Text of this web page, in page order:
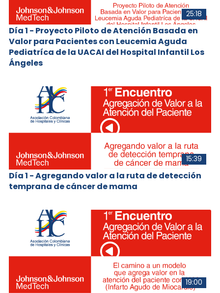
25:18
Día 1 - Proyecto Piloto de Atención Basada en
Valor para Pacientes con Leucemia Aguda
Pediatríca de la UACAI del Hospital Infantil Los
Ángeles
15:39
Día 1 - Agregando valor a la ruta de detección
temprana de cáncer de mama
19:00